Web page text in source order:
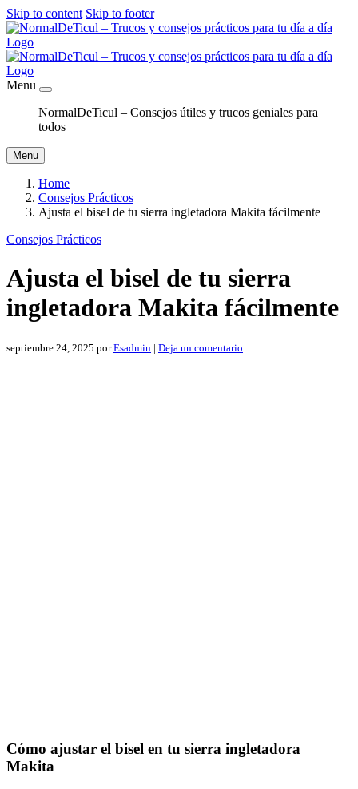
Skip to content Skip to footer
Menu
NormalDeTicul – Consejos útiles y trucos geniales para
todos
Menu
Home
Consejos Prácticos
Ajusta el bisel de tu sierra ingletadora Makita fácilmente
Consejos Prácticos
Ajusta el bisel de tu sierra
ingletadora Makita fácilmente
septiembre 24, 2025 porEsadmin | Deja un comentario
Cómo ajustar el bisel en tu sierra ingletadora
Makita